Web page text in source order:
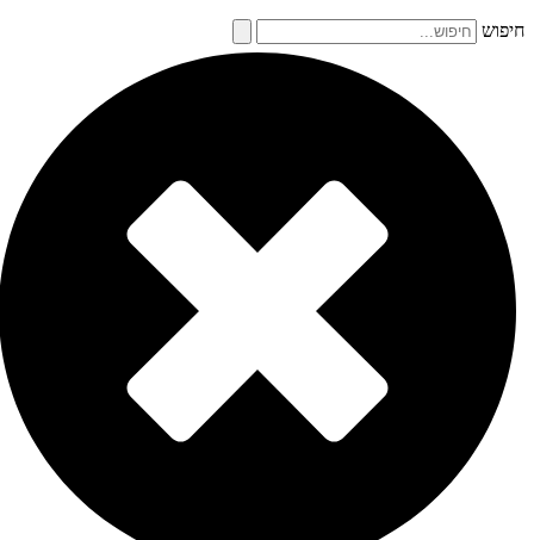
חיפוש